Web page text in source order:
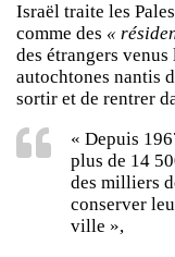
Israël traite les
comme des «
des étrangers venus
autochtones nantis
sortir et de rentrer
« Depuis
plus de 14
des milliers
conserver
ville »,